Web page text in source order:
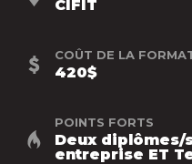
CIFIT
COÛT DE LA
420$
POINTS FORTS
Deux diplômes/
entreprise ET